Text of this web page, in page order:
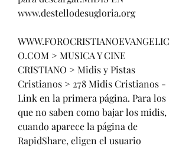
www.destellodesugloria.org
WWW.FOROCRISTIANOEVANGELIC
O.COM > MUSICA Y CINE
CRISTIANO > Midis y Pistas
Cristianos > 278 Midis Cristianos -
Link en la primera página. Para los
que no saben como bajar los midis,
cuando aparece la página de
RapidShare, eligen el usuario